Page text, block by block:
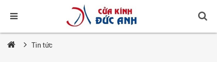
Tin tức